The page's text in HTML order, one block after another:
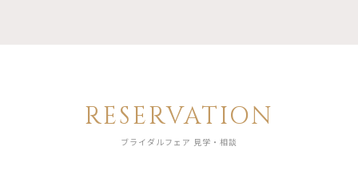
RESERVATION
ブライダルフェア 見学・相談